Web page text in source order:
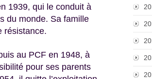
1939, qui le conduit à
du monde. Sa famille
résistance.
au PCF en 1948, à
pour ses parents